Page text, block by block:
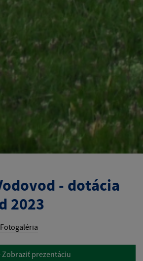
- dotácia
2023
Fotogaléria
Zobraziť prezentáciu